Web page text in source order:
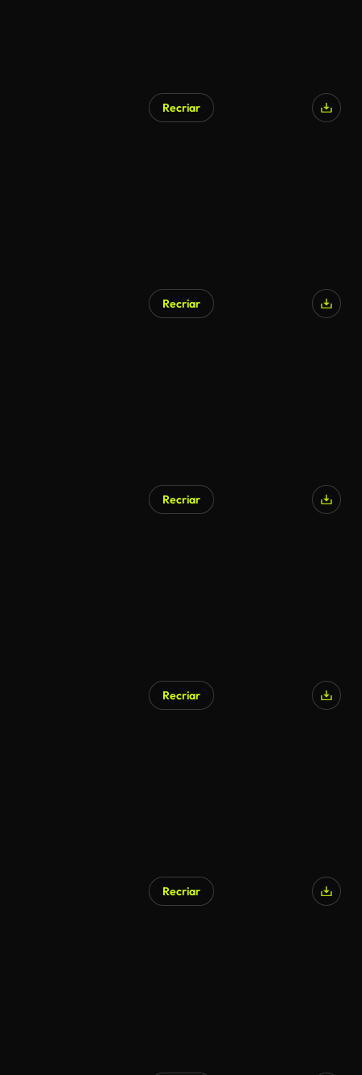
Recriar
Recriar
Recriar
Recriar
Recriar